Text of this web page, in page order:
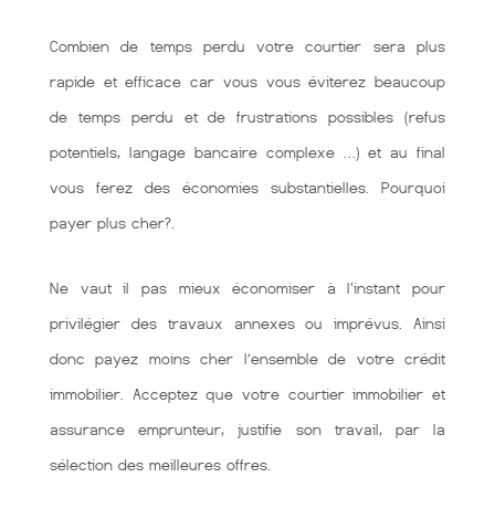
Combien de temps perdu votre courtier sera plus
rapide et efficace car vous vous éviterez beaucoup
de temps perdu et de frustrations possibles (refus
potentiels, langage bancaire complexe …) et au final
vous ferez des économies substantielles. Pourquoi
payer plus cher?.
Ne vaut il pas mieux économiser à l'instant pour
privilégier des travaux annexes ou imprévus. Ainsi
donc payez moins cher l’ensemble de votre crédit
immobilier. Acceptez que votre courtier immobilier et
assurance emprunteur, justifie son travail, par la
sélection des meilleures offres.